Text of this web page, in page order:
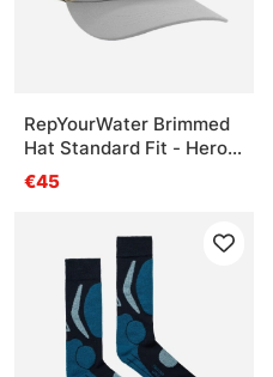
RepYourWater Brimmed
Hat Standard Fit - Hero
Squatch
€45